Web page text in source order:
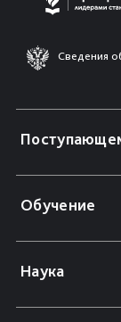
Сведения
Обучение
Наука